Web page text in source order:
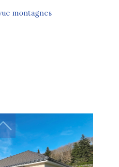
montagnes
les